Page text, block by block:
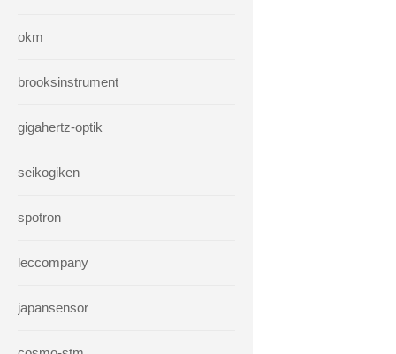
okm
brooksinstrument
gigahertz-optik
seikogiken
spotron
leccompany
japansensor